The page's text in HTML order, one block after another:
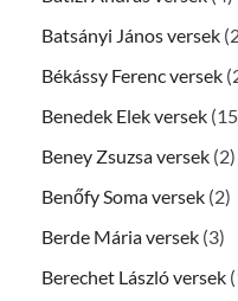
Batsányi János versek
Békássy Ferenc versek
Benedek Elek versek
Beney Zsuzsa versek (2)
Benőfy Soma versek (2)
Berde Mária versek (3)
Berechet László versek